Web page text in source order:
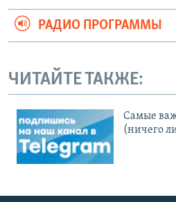
РАДИО ПРОГРАММЫ
ЧИТАЙТЕ ТАКЖЕ:
Cамые
(ничего